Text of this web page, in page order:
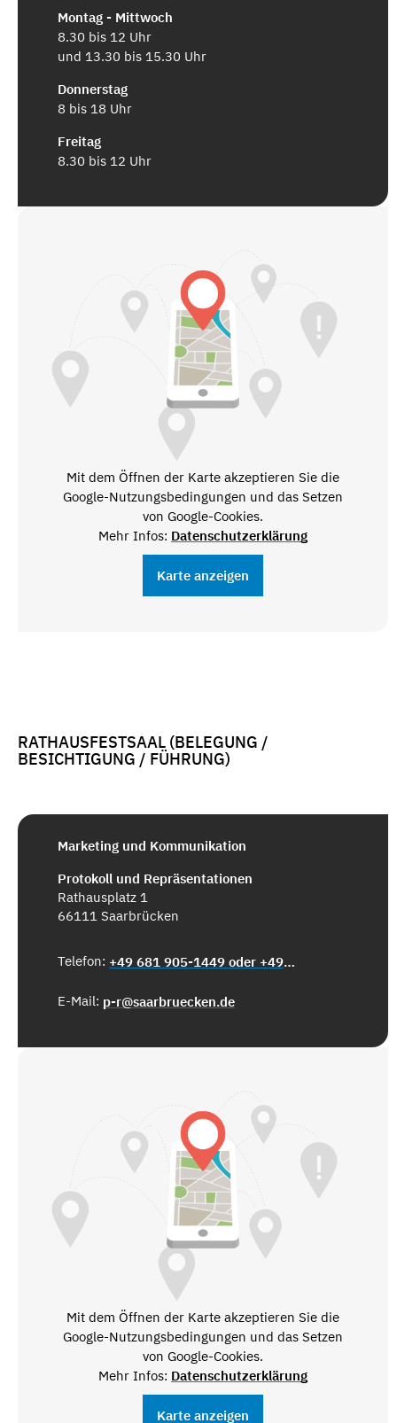
Montag - Mittwoch
8.30 bis 12 Uhr
und 13.30 bis 15.30 Uhr
Donnerstag
8 bis 18 Uhr
Freitag
8.30 bis 12 Uhr
Mit dem Öffnen der Karte akzeptieren Sie die
Google-Nutzungsbedingungen und das Setzen
von Google-Cookies.
Mehr Infos: Datenschutzerklärung
Karte anzeigen
RATHAUSFESTSAAL (BELEGUNG /
BESICHTIGUNG / FÜHRUNG)
Marketing und Kommunikation
Protokoll und Repräsentationen
Rathausplatz 1
66111 Saarbrücken
Telefon: +49 681 905-1449 oder +49 681 905-1423
E-Mail: p-r@saarbruecken.de
Mit dem Öffnen der Karte akzeptieren Sie die
Google-Nutzungsbedingungen und das Setzen
von Google-Cookies.
Mehr Infos: Datenschutzerklärung
Karte anzeigen